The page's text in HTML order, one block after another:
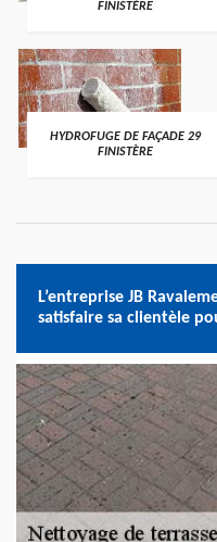
FINISTÈRE
HYDROFUGE DE FAÇADE 29
FINISTÈRE
L’entreprise JB
satisfaire sa clientèle